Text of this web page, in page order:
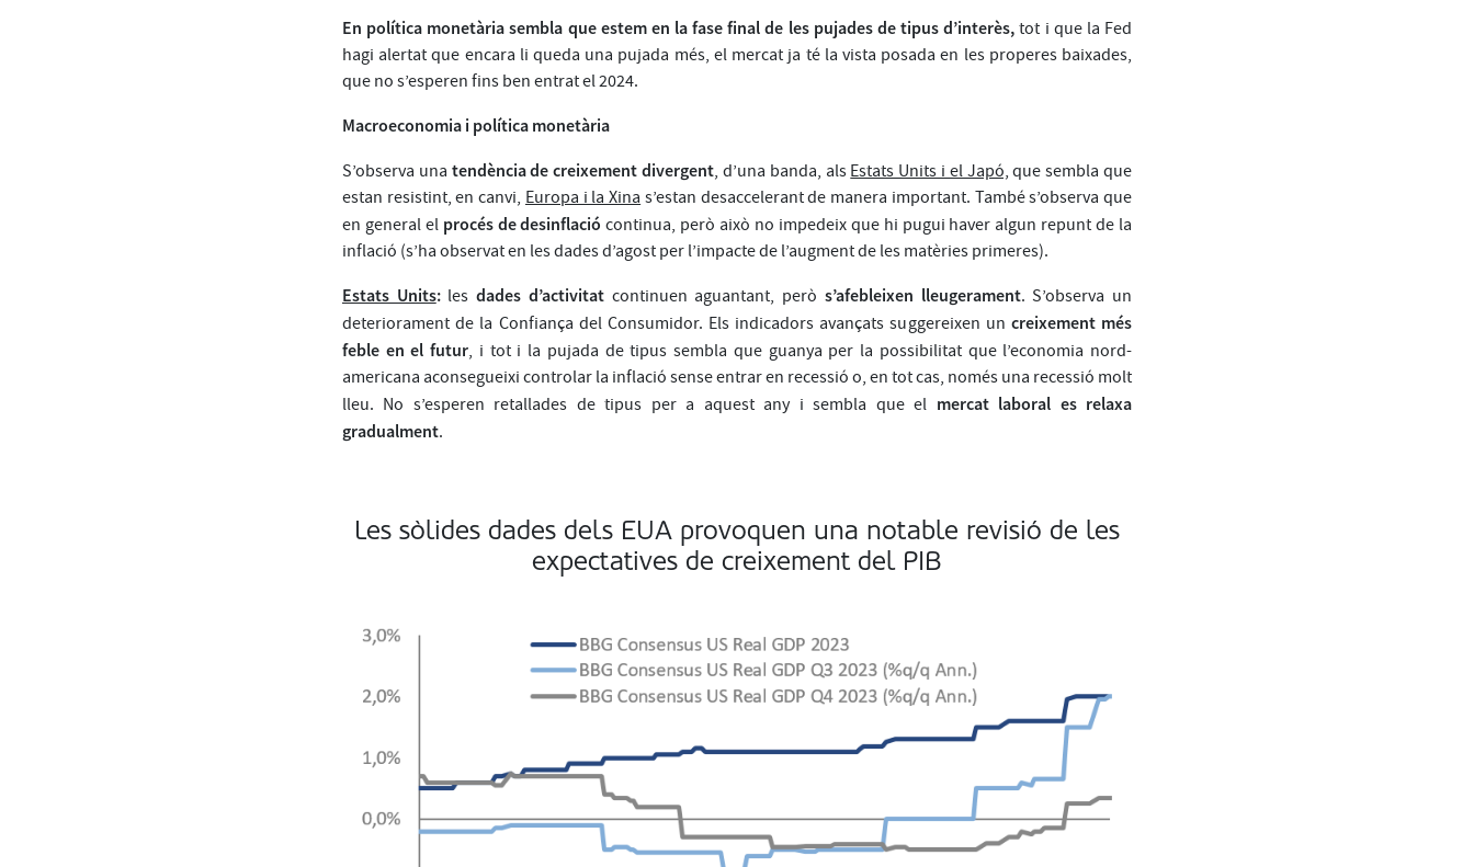
En política monetària sembla que estem en la fase final de les pujades de tipus d’interès, tot i que la Fed
hagi alertat que encara li queda una pujada més, el mercat ja té la vista posada en les properes baixades,
que no s’esperen fins ben entrat el 2024.
Macroeconomia i política monetària
S’observa una tendència de creixement divergent, d’una banda, als Estats Units i el Japó, que sembla que
estan resistint, en canvi, Europa i la Xina s’estan desaccelerant de manera important. També s’observa que
en general el procés de desinflació continua, però això no impedeix que hi pugui haver algun repunt de la
inflació (s’ha observat en les dades d’agost per l’impacte de l’augment de les matèries primeres).
Estats Units:lesdades d’activitatcontinuen aguantant, però s’afebleixen lleugerament. S’observa un
deteriorament de la Confiança del Consumidor. Els indicadors avançats suggereixen un creixement més
feble en el futur, i tot i la pujada de tipus sembla que guanya per la possibilitat que l’economia nord-
americana aconsegueixi controlar la inflació sense entrar en recessió o, en tot cas, només una recessió molt
lleu. No s’esperen retallades de tipus per a aquest any i sembla que el mercat laboral es relaxa
gradualment.
Les sòlides dades dels EUA provoquen una notable revisió de les
expectatives de creixement del PIB